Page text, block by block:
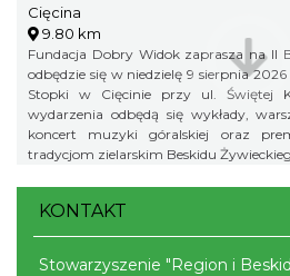
Cięcina
9.80 km
Fundacja Dobry Widok zaprasza na II
odbędzie się w niedzielę 9 sierpnia
Stopki w Cięcinie przy ul. Świętej
wydarzenia odbędą się wykłady,
koncert muzyki góralskiej oraz
tradycjom zielarskim Beskidu
KONTAKT
Stowarzyszenie "Region i